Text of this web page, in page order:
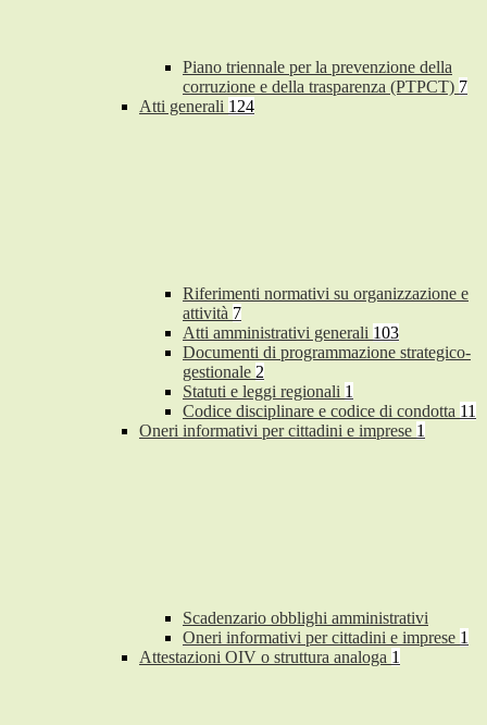
Piano triennale per la prevenzione della
corruzione e della trasparenza (PTPCT) 7
Atti generali 124
Riferimenti normativi su organizzazione e
attività 7
Atti amministrativi generali 103
Documenti di programmazione strategico-
gestionale 2
Statuti e leggi regionali 1
Codice disciplinare e codice di condotta 11
Oneri informativi per cittadini e imprese 1
Scadenzario obblighi amministrativi
Oneri informativi per cittadini e imprese 1
Attestazioni OIV o struttura analoga 1